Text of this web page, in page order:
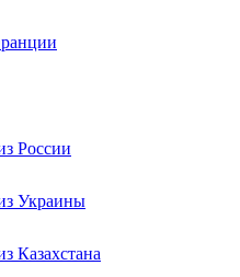
России
Украины
Казахстана